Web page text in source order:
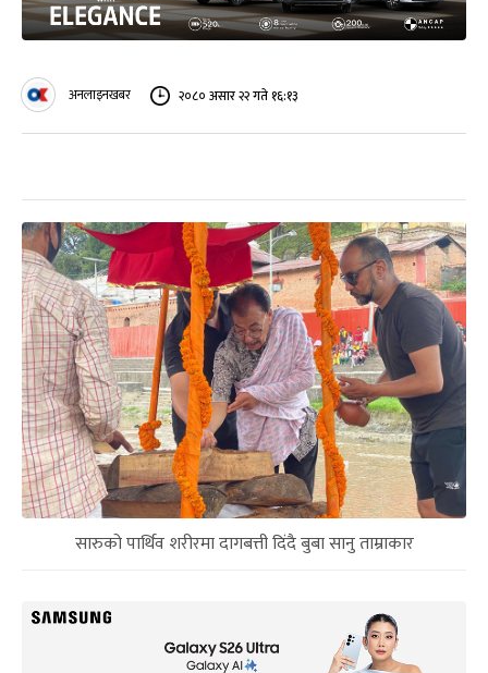
अनलाइनखबर २०८० असार २२ गते १६:१३
सारुको पार्थिव शरीरमा दागबत्ती दिंदै बुबा सानु ताम्राकार